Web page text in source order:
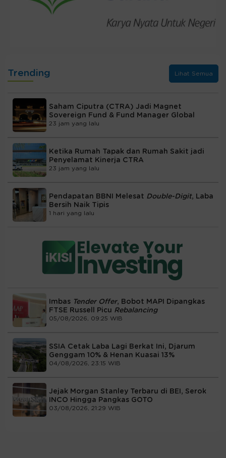
Trending Lihat Semua
Saham Ciputra (CTRA) Jadi Magnet
Sovereign Fund & Fund Manager Global
23 jam yang lalu
Ketika Rumah Tapak dan Rumah Sakit jadi
Penyelamat Kinerja CTRA
23 jam yang lalu
Pendapatan BBNI Melesat Double-Digit, Laba
Bersih Naik Tipis
1 hari yang lalu
Imbas Tender Offer, Bobot MAPI Dipangkas
FTSE Russell Picu Rebalancing
05/08/2026, 09:25 WIB
SSIA Cetak Laba Lagi Berkat Ini, Djarum
Genggam 10% & Henan Kuasai 13%
04/08/2026, 23:15 WIB
Jejak Morgan Stanley Terbaru di BEI, Serok
INCO Hingga Pangkas GOTO
03/08/2026, 21:29 WIB